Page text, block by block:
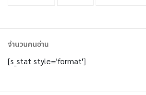
จำนวนคนอ่าน
[s_stat style='format']